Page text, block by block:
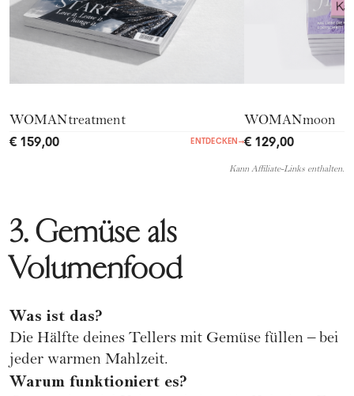
WOMANtreatment
€ 159,00 ENTDECKEN →
WOMANmoon
€ 129,00
Kann Affiliate-Links enthalten.
3. Gemüse als
Volumenfood
Was ist das?
Die Hälfte deines Tellers mit Gemüse füllen – bei
jeder warmen Mahlzeit.
Warum funktioniert es?